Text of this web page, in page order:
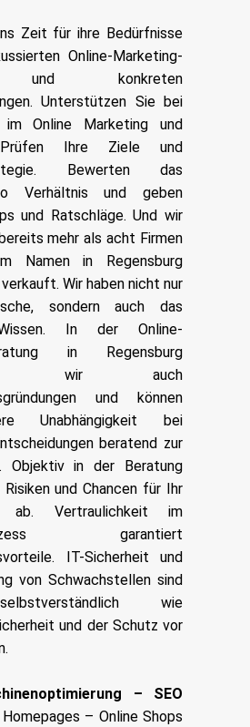
Zeit für ihre Bedürfnisse
Online-Marketing-
und konkreten
Unterstützen Sie bei
Online Marketing und
Prüfen Ihre Ziele und
Bewerten das
Verhältnis und geben
und Ratschläge. Und wir
mehr als acht Firmen
Namen in Regensburg
Wir haben nicht nur
sondern auch das
In der Online-
in Regensburg
wir auch
und können
Unabhängigkeit bei
beratend zur
Objektiv in der Beratung
und Chancen für Ihr
ab. Vertraulichkeit im
garantiert
IT-Sicherheit und
von Schwachstellen sind
wie
und der Schutz vor
– SEO
– Online Shops